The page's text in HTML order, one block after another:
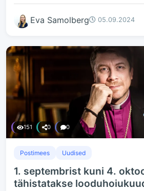
Eva Samolberg 05.09.2024
151 0 0
Postimees Uudised
1. septembrist kuni 4.
tähistatakse